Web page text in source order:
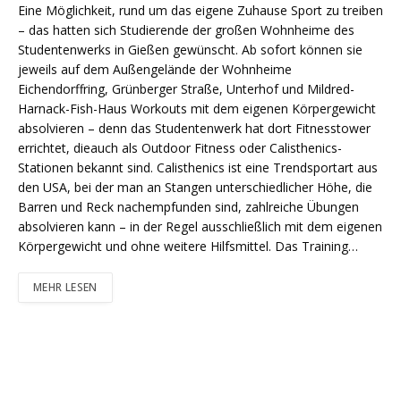
Eine Möglichkeit, rund um das eigene Zuhause Sport zu treiben
– das hatten sich Studierende der großen Wohnheime des
Studentenwerks in Gießen gewünscht. Ab sofort können sie
jeweils auf dem Außengelände der Wohnheime
Eichendorffring, Grünberger Straße, Unterhof und Mildred-
Harnack-Fish-Haus Workouts mit dem eigenen Körpergewicht
absolvieren – denn das Studentenwerk hat dort Fitnesstower
errichtet, dieauch als Outdoor Fitness oder Calisthenics-
Stationen bekannt sind. Calisthenics ist eine Trendsportart aus
den USA, bei der man an Stangen unterschiedlicher Höhe, die
Barren und Reck nachempfunden sind, zahlreiche Übungen
absolvieren kann – in der Regel ausschließlich mit dem eigenen
Körpergewicht und ohne weitere Hilfsmittel. Das Training…
MEHR LESEN